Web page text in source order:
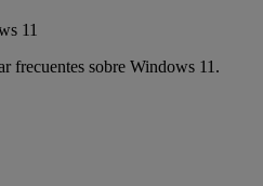
11
frecuentes sobre Windows 11.